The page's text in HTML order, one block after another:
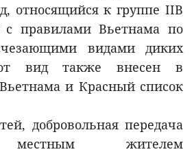
относящийся к группе IIB
с правилами Вьетнама по
видами диких
вид также внесен в
и Красный список
добровольная передача
местным жителем